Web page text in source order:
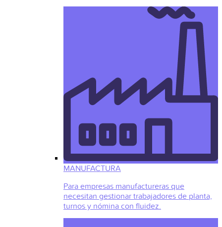
MANUFACTURA
Para empresas manufactureras que
necesitan gestionar trabajadores de planta,
turnos y nómina con fluidez.